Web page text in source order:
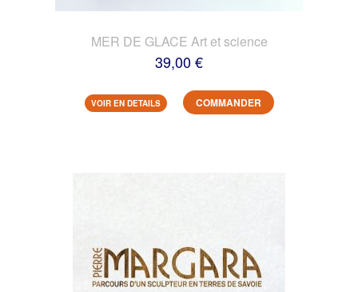
MER DE GLACE Art et science
39,00 €
VOIR EN DETAILS COMMANDER